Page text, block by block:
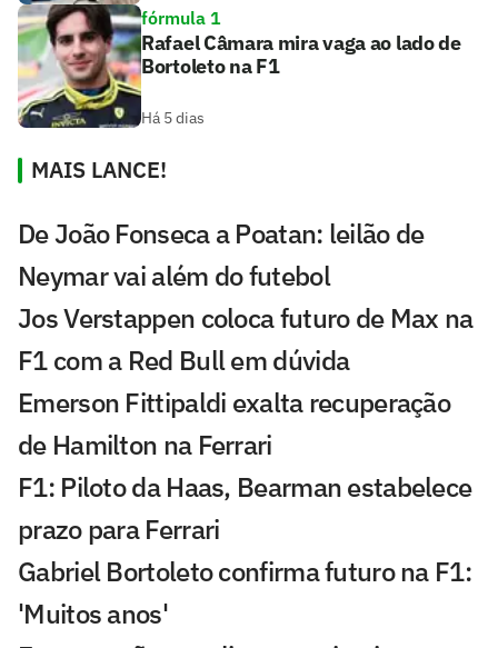
fórmula 1
Rafael Câmara mira vaga ao lado de
Bortoleto na F1
Há 5 dias
MAIS LANCE!
De João Fonseca a Poatan: leilão de
Neymar vai além do futebol
Jos Verstappen coloca futuro de Max na
F1 com a Red Bull em dúvida
Emerson Fittipaldi exalta recuperação
de Hamilton na Ferrari
F1: Piloto da Haas, Bearman estabelece
prazo para Ferrari
Gabriel Bortoleto confirma futuro na F1:
'Muitos anos'